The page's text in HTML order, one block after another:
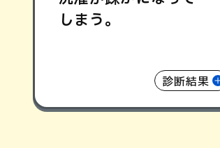
しまう｡
診断結果